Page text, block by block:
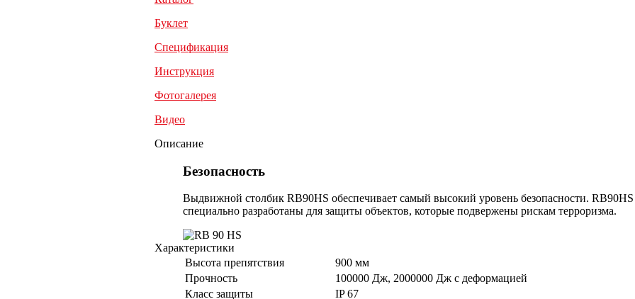
Буклет
Спецификация
Инструкция
Фотогалерея
Видео
Описание
Безопасность
Выдвижной столбик RB90HS обеспечивает самый высокий уровень безопасности.
специально разработаны для защиты объектов, которые подвержены рискам терроризма.
Характеристики
Высота препятствия
900 мм
Прочность
100000 Дж, 2000000 Дж с деформацией
Класс защиты
IP 67